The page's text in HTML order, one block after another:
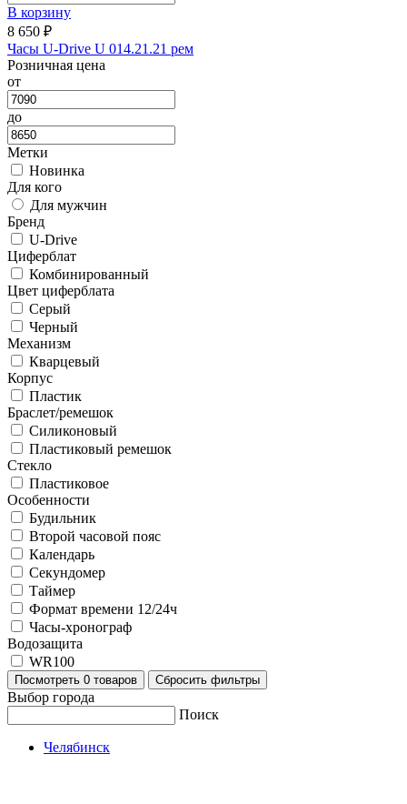
В корзину
8 650 ₽
Часы U-Drive U 014.21.21 рем
Розничная цена
от
до
Метки
Новинка
Для кого
Для мужчин
Бренд
U-Drive
Циферблат
Комбинированный
Цвет циферблата
Серый
Черный
Механизм
Кварцевый
Корпус
Пластик
Браслет/ремешок
Силиконовый
Пластиковый ремешок
Стекло
Пластиковое
Особенности
Будильник
Второй часовой пояс
Календарь
Секундомер
Таймер
Формат времени 12/24ч
Часы-хронограф
Водозащита
WR100
Посмотреть 0 товаров Сбросить фильтры
Выбор города
Поиск
Челябинск